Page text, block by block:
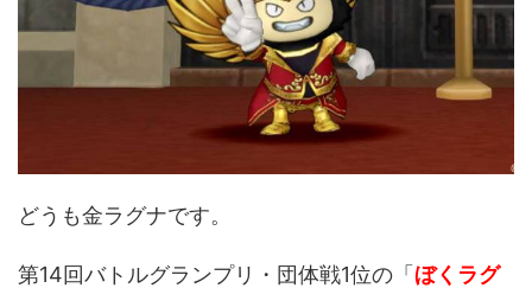
どうも金ラグナです。
第14回バトルグランプリ・団体戦1位の「ぼくラグ